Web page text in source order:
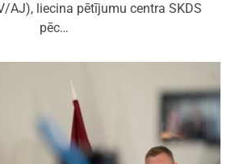
AJ), liecina pētījumu centra SKDS
pēc…